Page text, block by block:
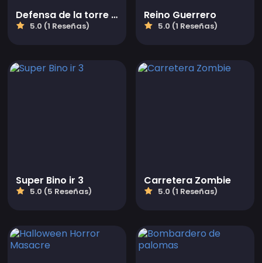
Defensa de la torre de tormenta: Guerra de píxeles inactiva
5.0 (1 Reseñas)
Reino Guerrero
5.0 (1 Reseñas)
Super Bino ir 3
5.0 (5 Reseñas)
Carretera Zombie
5.0 (1 Reseñas)